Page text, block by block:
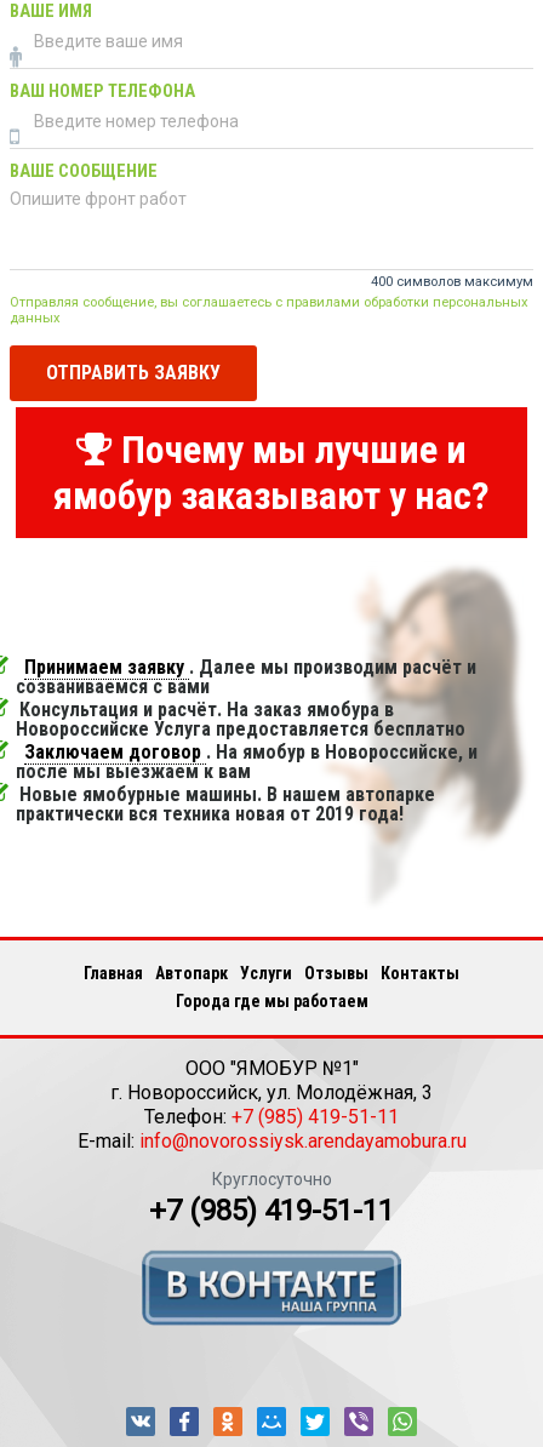
ВАШЕ ИМЯ
ВАШ НОМЕР ТЕЛЕФОНА
ВАШЕ СООБЩЕНИЕ
400 символов максимум
Отправляя сообщение, вы соглашаетесь с правилами обработки персональных
данных
ОТПРАВИТЬ ЗАЯВКУ
Почему мы лучшие и
ямобур заказывают у нас?
Принимаем заявку . Далее мы производим расчёт и
созваниваемся с вами
Консультация и расчёт. На заказ ямобура в
Новороссийске Услуга предоставляется бесплатно
Заключаем договор . На ямобур в Новороссийске, и
после мы выезжаем к вам
Новые ямобурные машины. В нашем автопарке
практически вся техника новая от 2019 года!
Главная Автопарк Услуги Отзывы
Контакты
Города где мы работаем
ООО "ЯМОБУР №1"
г. Новороссийск, ул. Молодёжная, 3
Телефон: +7 (985) 419-51-11
E-mail: info@novorossiysk.arendayamobura.ru
Круглосуточно
+7 (985) 419-51-11